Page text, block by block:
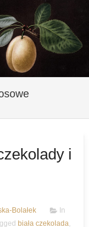
i
Bolałek
In
biała czekolada,